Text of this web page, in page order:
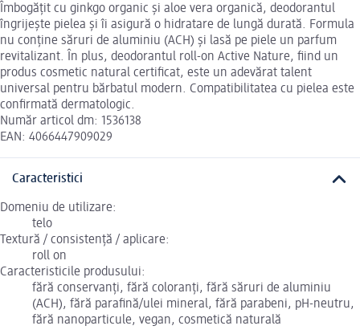
Îmbogățit cu ginkgo organic și aloe vera organică, deodorantul
îngrijește pielea și îi asigură o hidratare de lungă durată. Formula
nu conține săruri de aluminiu (ACH) și lasă pe piele un parfum
revitalizant. În plus, deodorantul roll-on Active Nature, fiind un
produs cosmetic natural certificat, este un adevărat talent
universal pentru bărbatul modern. Compatibilitatea cu pielea este
confirmată dermatologic.
Număr articol dm: 1536138
EAN: 4066447909029
Caracteristici
Domeniu de utilizare:
telo
Textură / consistență / aplicare:
roll on
Caracteristicile produsului:
fără conservanți, fără coloranți, fără săruri de aluminiu
(ACH), fără parafină/ulei mineral, fără parabeni, pH-neutru,
fără nanoparticule, vegan, cosmetică naturală